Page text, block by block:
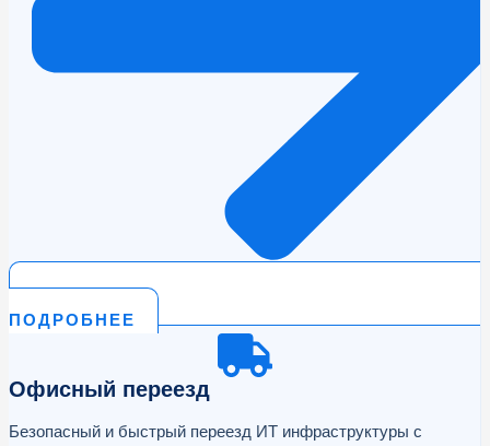
ПОДРОБНЕЕ
Офисный переезд
Безопасный и быстрый переезд ИТ инфраструктуры с